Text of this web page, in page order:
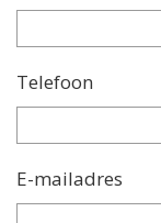
Telefoon
E-mailadres